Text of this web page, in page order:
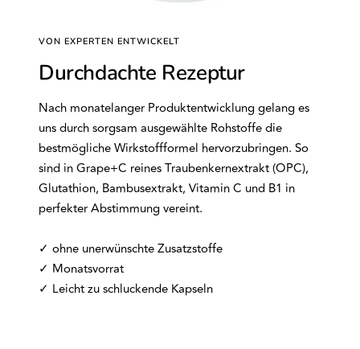
VON EXPERTEN ENTWICKELT
Durchdachte Rezeptur
Nach monatelanger Produktentwicklung gelang es
uns durch sorgsam ausgewählte Rohstoffe die
bestmögliche Wirkstoffformel hervorzubringen. So
sind in Grape+C reines Traubenkernextrakt (OPC),
Glutathion, Bambusextrakt, Vitamin C und B1 in
perfekter Abstimmung vereint.
✓ ohne unerwünschte Zusatzstoffe
✓ Monatsvorrat
✓ Leicht zu schluckende Kapseln